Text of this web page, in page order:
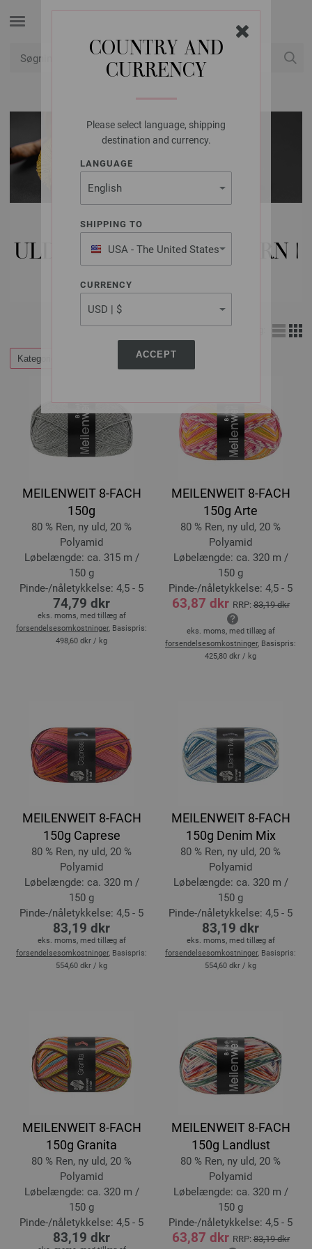
COUNTRY AND
CURRENCY
Please select language, shipping
destination and currency.
LANGUAGE
SHIPPING TO
USA - The United States
of America
CURRENCY
ACCEPT
LANA GROSSA
ULD & GARN | SOKKEGARN |
8-PLY (8-TRÅDET)
Kategorier Filtrer efter
MEILENWEIT 8-FACH
150g
80 % Ren, ny uld, 20 %
Polyamid
Løbelængde: ca. 315 m /
150 g
Pinde-/nåletykkelse: 4,5 - 5
74,79 dkr
eks. moms, med tillæg af
forsendelsesomkostninger, Basispris:
498,60 dkr / kg
MEILENWEIT 8-FACH
150g Arte
80 % Ren, ny uld, 20 %
Polyamid
Løbelængde: ca. 320 m /
150 g
Pinde-/nåletykkelse: 4,5 - 5
63,87 dkr RRP:83,19 dkr
eks. moms, med tillæg af
forsendelsesomkostninger, Basispris:
425,80 dkr / kg
MEILENWEIT 8-FACH
150g Caprese
80 % Ren, ny uld, 20 %
Polyamid
Løbelængde: ca. 320 m /
150 g
Pinde-/nåletykkelse: 4,5 - 5
83,19 dkr
eks. moms, med tillæg af
forsendelsesomkostninger, Basispris:
554,60 dkr / kg
MEILENWEIT 8-FACH
150g Denim Mix
80 % Ren, ny uld, 20 %
Polyamid
Løbelængde: ca. 320 m /
150 g
Pinde-/nåletykkelse: 4,5 - 5
83,19 dkr
eks. moms, med tillæg af
forsendelsesomkostninger, Basispris:
554,60 dkr / kg
MEILENWEIT 8-FACH
150g Granita
80 % Ren, ny uld, 20 %
Polyamid
Løbelængde: ca. 320 m /
150 g
Pinde-/nåletykkelse: 4,5 - 5
83,19 dkr
MEILENWEIT 8-FACH
150g Landlust
80 % Ren, ny uld, 20 %
Polyamid
Løbelængde: ca. 320 m /
150 g
Pinde-/nåletykkelse: 4,5 - 5
63,87 dkr RRP:83,19 dkr